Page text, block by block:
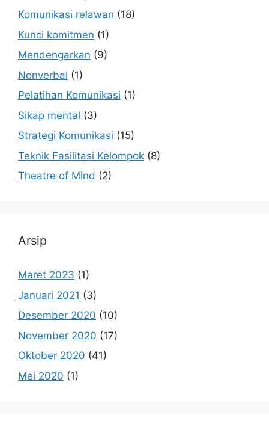
Komunikasi relawan (18)
Kunci komitmen (1)
Mendengarkan (9)
Nonverbal (1)
Pelatihan Komunikasi (1)
Sikap mental (3)
Strategi Komunikasi (15)
Teknik Fasilitasi Kelompok (8)
Theatre of Mind (2)
Arsip
Maret 2023 (1)
Januari 2021 (3)
Desember 2020 (10)
November 2020 (17)
Oktober 2020 (41)
Mei 2020 (1)